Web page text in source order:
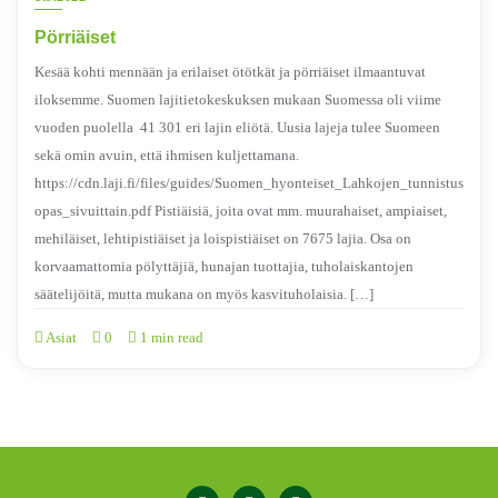
Pörriäiset
Kesää kohti mennään ja erilaiset ötötkät ja pörriäiset ilmaantuvat
iloksemme. Suomen lajitietokeskuksen mukaan Suomessa oli viime
vuoden puolella 41 301 eri lajin eliötä. Uusia lajeja tulee Suomeen
sekä omin avuin, että ihmisen kuljettamana.
https://cdn.laji.fi/files/guides/Suomen_hyonteiset_Lahkojen_tunnistus
opas_sivuittain.pdf Pistiäisiä, joita ovat mm. muurahaiset, ampiaiset,
mehiläiset, lehtipistiäiset ja loispistiäiset on 7675 lajia. Osa on
korvaamattomia pölyttäjiä, hunajan tuottajia, tuholaiskantojen
säätelijöitä, mutta mukana on myös kasvituholaisia. […]
Asiat 0 1 min read